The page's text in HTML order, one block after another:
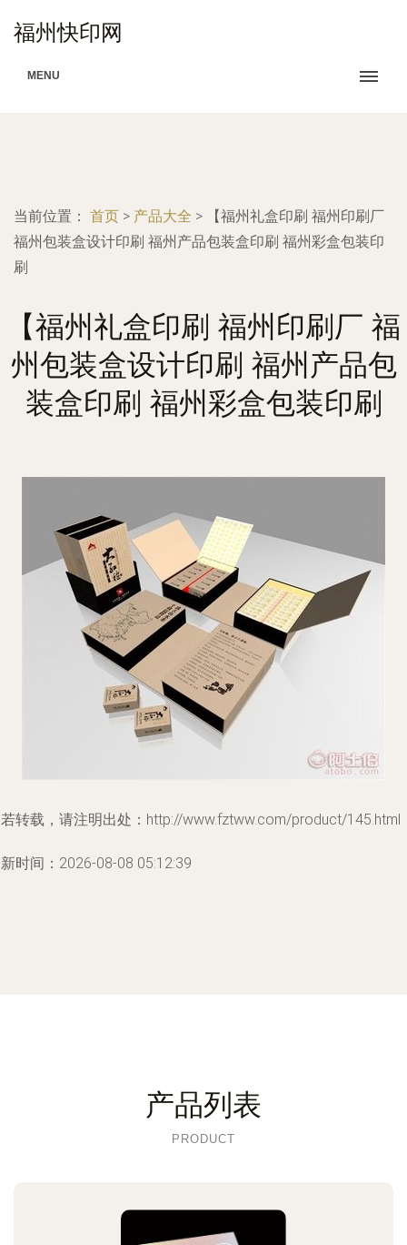
福州快印网
MENU
当前位置： 首页 > 产品大全 >
【福州礼盒印刷 福州印刷厂
福州包装盒设计印刷 福州产品包装盒印刷 福州彩盒包装印
刷
【福州礼盒印刷 福州印刷厂 福
州包装盒设计印刷 福州产品包
装盒印刷 福州彩盒包装印刷
转载，请注明出处：http://www.fztww.com/product/145.html
时间：2026-08-08 05:12:39
产品列表
PRODUCT